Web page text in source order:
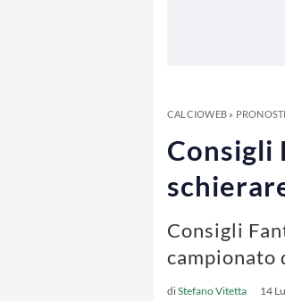
CALCIOWEB»
Consigli
Consigli
campionato
diStefano Vitetta 14